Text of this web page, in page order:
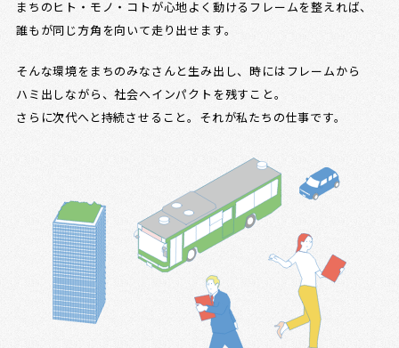
まちのヒト・モノ・コトが心地よく動けるフレームを整えれば、
誰もが同じ方角を向いて走り出せます。
そんな環境をまちのみなさんと生み出し、時にはフレームから
ハミ出しながら、社会へインパクトを残すこと。
さらに次代へと持続させること。それが私たちの仕事です。